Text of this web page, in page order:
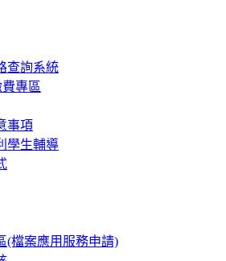
查詢系統
專區
事項
學生輔導
(檔案應用服務申請)